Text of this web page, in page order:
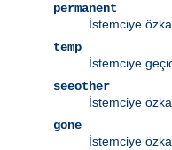
permanent
İstemciye
temp
İstemciye
seeother
İstemciye
gone
İstemciye